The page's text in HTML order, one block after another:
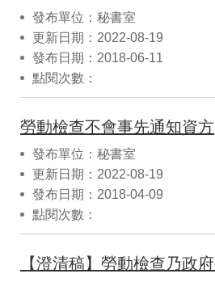
發布單位：秘書室
更新日期：2022-08-19
發布日期：2018-06-11
點閱次數：
勞動檢查不會事先通知資方
發布單位：秘書室
更新日期：2022-08-19
發布日期：2018-04-09
點閱次數：